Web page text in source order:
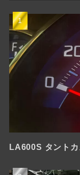
LA600S タント